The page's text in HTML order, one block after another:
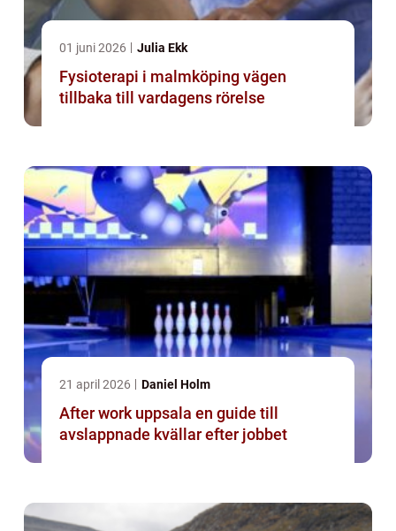
01 juni 2026 Julia Ekk
Fysioterapi i malmköping vägen
tillbaka till vardagens rörelse
21 april 2026 Daniel Holm
After work uppsala en guide till
avslappnade kvällar efter jobbet